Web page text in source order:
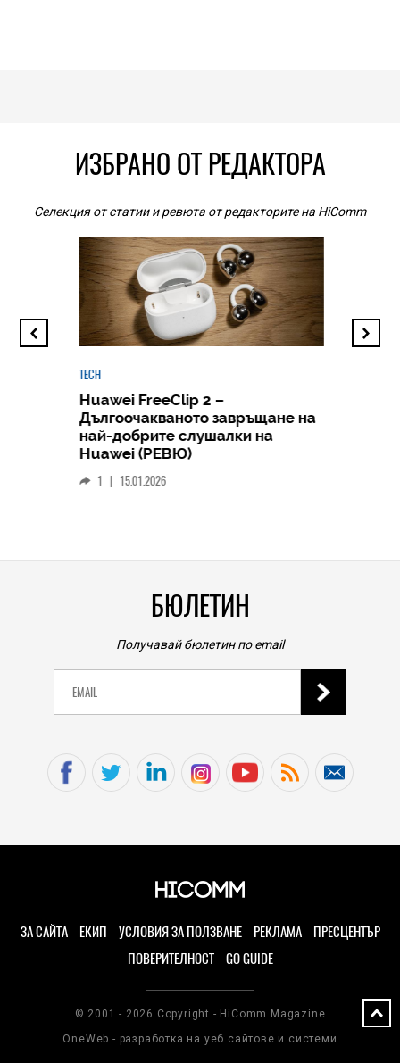
ИЗБРАНО ОТ РЕДАКТОРА
Селекция от статии и ревюта от редакторите на HiComm
TECH
Huawei FreeClip 2 –
Дългоочакваното завръщане на
най-добрите слушалки на
Huawei (РЕВЮ)
1 | 15.01.2026
БЮЛЕТИН
Получавай бюлетин по email
ЗА САЙТА ЕКИП УСЛОВИЯ ЗА ПОЛЗВАНЕ РЕКЛАМА
ПРЕСЦЕНТЪР
ПОВЕРИТЕЛНОСТ
GO GUIDE
© 2001 - 2026 Copyright - HiComm Magazine
OneWeb - разработка на уеб сайтове и системи